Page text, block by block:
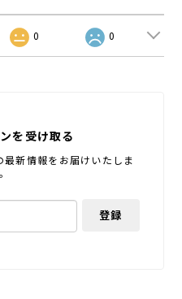
0 0
を受け取る
新情報をお届けいたしま
登録